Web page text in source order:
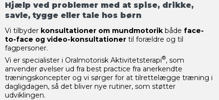
Hjælp ved problemer med at spise, drikke,
savle, tygge eller tale hos børn
Vi tilbyder konsultationer om mundmotorik både face-
to-face og video-konsultationer til forældre og til
fagpersoner.
Vi er specialister i Oralmotorisk Aktivitetsterapi®, som
anvender øvelser ud fra best practice fra anerkendte
træningskoncepter og vi sørger for at tilrettelægge træning i
dagligdagen, så det bliver nye rutiner, som støtter
udviklingen.